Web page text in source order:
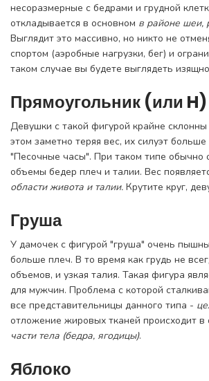
несоразмерные с бедрами и грудной
откладывается в основном в районе шеи,
Выглядит это массивно, но никто не
спортом (аэробные нагрузки, бег) и
таком случае вы будете выглядеть
Прямоугольник (или H)
Девушки с такой фигурой крайне
этом заметно теряя вес, их силуэт
"Песочные часы". При таком типе обычно
объемы бедер плеч и талии. Вес
области живота и талии. Крутите круг,
Груша
У дамочек с фигурой "груша" очень
больше плеч. В то время как грудь не
объемов, и узкая талия. Такая фигура
для мужчин. Проблема с которой
все представительницы данного типа -
отложение жировых тканей происходит в
части тела (бедра, ягодицы).
Яблоко